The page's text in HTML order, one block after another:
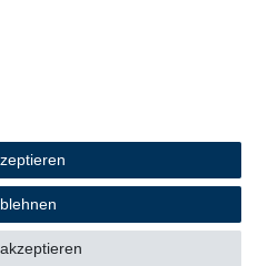
Barrierefreiheitserklärung